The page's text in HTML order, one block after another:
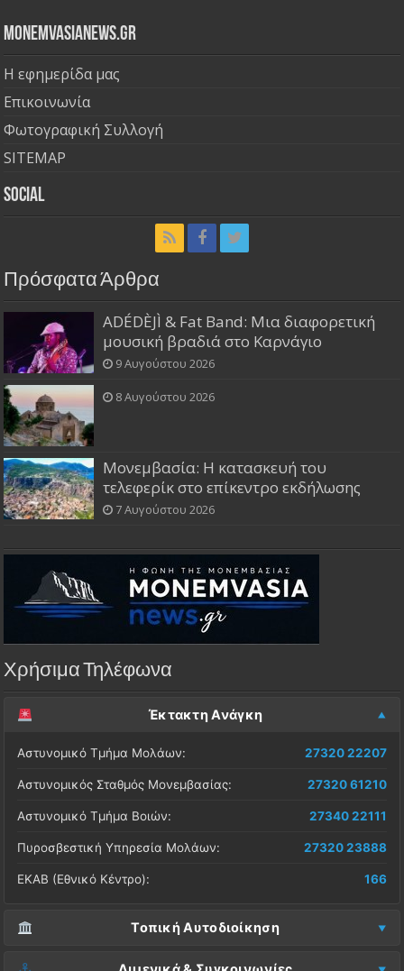
Monemvasianews.gr
Η εφημερίδα μας
Επικοινωνία
Φωτογραφική Συλλογή
SITEMAP
Social
Πρόσφατα Άρθρα
ADÉDÈJÌ & Fat Band: Μια διαφορετική
μουσική βραδιά στο Καρνάγιο
9 Αυγούστου 2026
8 Αυγούστου 2026
Μονεμβασία: Η κατασκευή του
τελεφερίκ στο επίκεντρο εκδήλωσης
7 Αυγούστου 2026
Χρήσιμα Τηλέφωνα
Έκτακτη Ανάγκη
Αστυνομικό Τμήμα Μολάων: 27320 22207
Αστυνομικός Σταθμός Μονεμβασίας: 27320 61210
Αστυνομικό Τμήμα Βοιών: 27340 22111
Πυροσβεστική Υπηρεσία Μολάων: 27320 23888
ΕΚΑΒ (Εθνικό Κέντρο): 166
Τοπική Αυτοδιοίκηση
Δήμος Μονεμβασίας (Έδρα):